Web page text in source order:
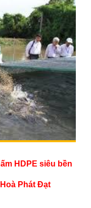
HDPE siêu bền
Phát Đạt